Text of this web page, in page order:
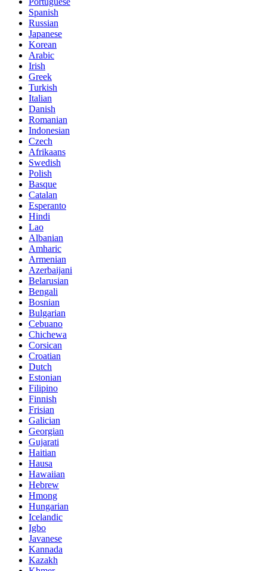
Spanish
Russian
Japanese
Korean
Arabic
Irish
Greek
Turkish
Italian
Danish
Romanian
Indonesian
Czech
Afrikaans
Swedish
Polish
Basque
Catalan
Esperanto
Hindi
Lao
Albanian
Amharic
Armenian
Azerbaijani
Belarusian
Bengali
Bosnian
Bulgarian
Cebuano
Chichewa
Corsican
Croatian
Dutch
Estonian
Filipino
Finnish
Frisian
Galician
Georgian
Gujarati
Haitian
Hausa
Hawaiian
Hebrew
Hmong
Hungarian
Icelandic
Igbo
Javanese
Kannada
Kazakh